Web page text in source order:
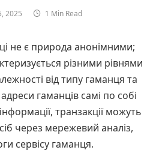
2025 1 Min Read
не є природа анонімними;
різними рівнями
від типу гаманця та
гаманців самі по собі
транзакції можуть
через мережевий аналіз,
сервісу гаманця.